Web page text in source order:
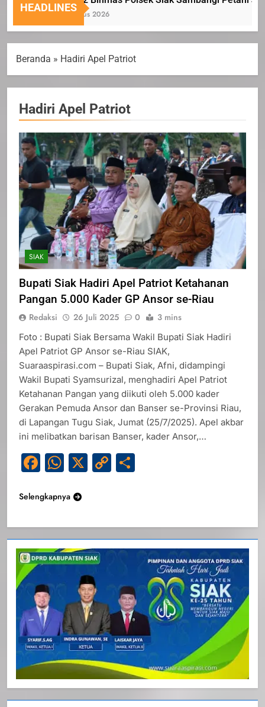
HEADLINES
6 Agustus 2026
Beranda » Hadiri Apel Patriot
Hadiri Apel Patriot
SIAK
Bupati Siak Hadiri Apel Patriot Ketahanan
Pangan 5.000 Kader GP Ansor se-Riau
Redaksi 26 Juli 2025 0 3 mins
Foto : Bupati Siak Bersama Wakil Bupati Siak Hadiri
Apel Patriot GP Ansor se-Riau SIAK,
Suaraaspirasi.com – Bupati Siak, Afni, didampingi
Wakil Bupati Syamsurizal, menghadiri Apel Patriot
Ketahanan Pangan yang diikuti oleh 5.000 kader
Gerakan Pemuda Ansor dan Banser se-Provinsi Riau,
di Lapangan Tugu Siak, Jumat (25/7/2025). Apel akbar
ini melibatkan barisan Banser, kader Ansor,…
Facebook
WhatsApp
X
Copy
Selengkapnya